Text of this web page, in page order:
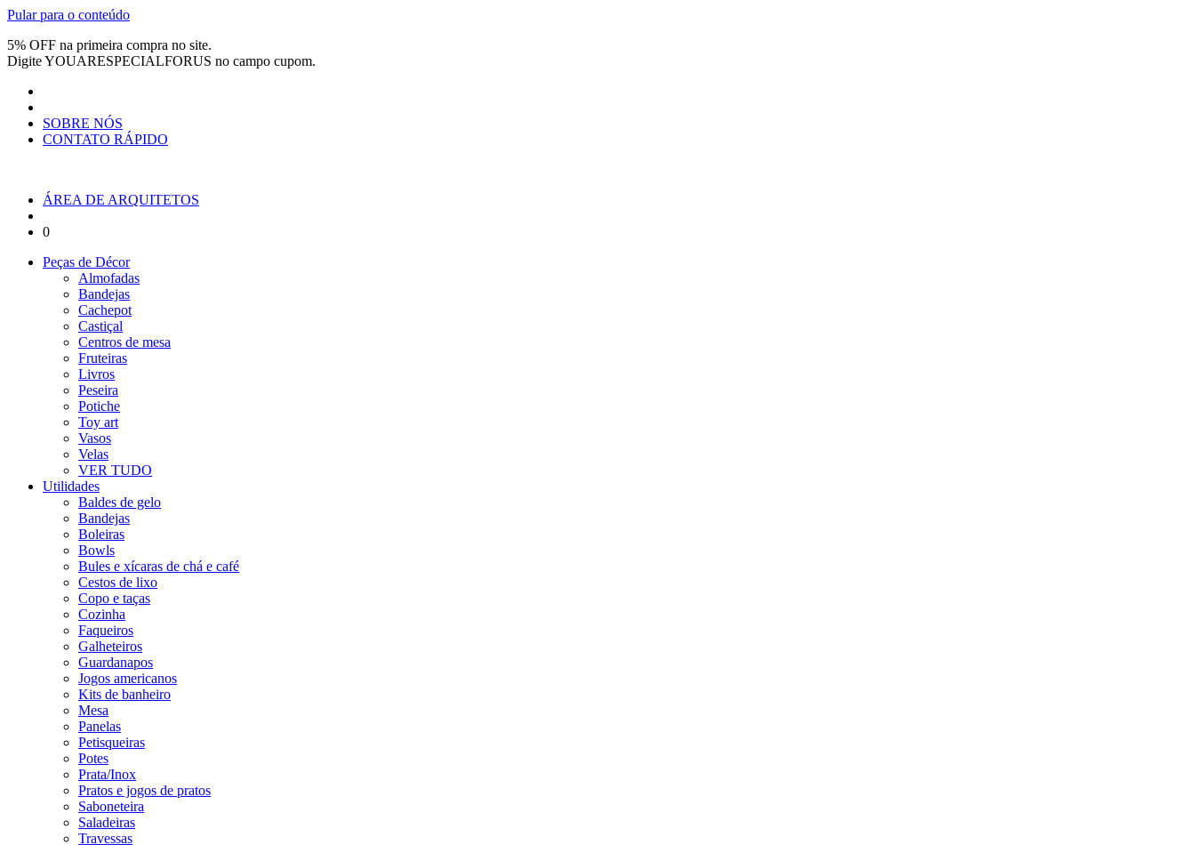
Pular para o conteúdo
5% OFF na primeira compra no site.
DigiteYOUARESPECIALFORUS no campo cupom.
SOBRE NÓS
CONTATO RÁPIDO
ÁREA DE ARQUITETOS
0
Peças de Décor
Almofadas
Bandejas
Cachepot
Castiçal
Centros de mesa
Fruteiras
Livros
Peseira
Potiche
Toy art
Vasos
Velas
VER TUDO
Utilidades
Baldes de gelo
Bandejas
Boleiras
Bowls
Bules e xícaras de chá e café
Cestos de lixo
Copo e taças
Cozinha
Faqueiros
Galheteiros
Guardanapos
Jogos americanos
Kits de banheiro
Mesa
Panelas
Petisqueiras
Potes
Prata/Inox
Pratos e jogos de pratos
Saboneteira
Saladeiras
Travessas